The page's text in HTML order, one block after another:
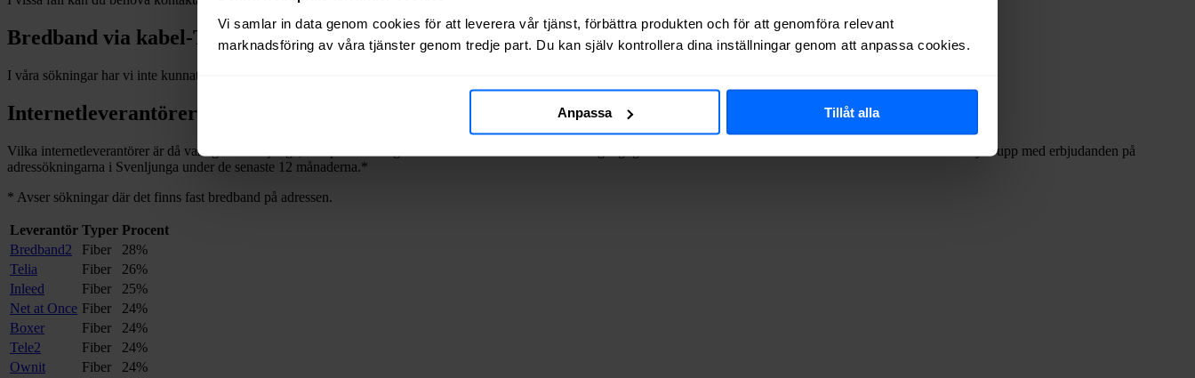
Vi samlar in data genom cookies för att leverera vår tjänst, förbättra produkten och för att genomföra relevant
marknadsföring av våra tjänster genom tredje part. Du kan själv kontrollera dina inställningar genom att anpassa cookies.
Anpassa Tillåt alla
Bredband via kabel-TV iSvenljunga
I våra sökningar har vi inte kunnat hitta några adresser med bredband via kabel-TV (via koaxialkabel) i
Internetleverantörer i
Vilka internetleverantörer är då vanliga i
, och på hur många av adresserna vi testat finns de tillgängliga? Tabellen nedan visar hur ofta internetleverantörerna har dykt upp med erbjudanden på
adressökningarna i Svenljunga under de senaste 12 månaderna.*
* Avser sökningar där det finns fast bredband på adressen.
Leverantör Typer Procent
Bredband2
Fiber
28%
Telia
Fiber
26%
Inleed
Fiber
25%
Net at Once Fiber
24%
Boxer
Fiber
24%
Tele2
Fiber
24%
Ownit
Fiber
24%